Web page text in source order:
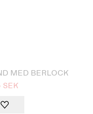
MED BERLOCK
SEK